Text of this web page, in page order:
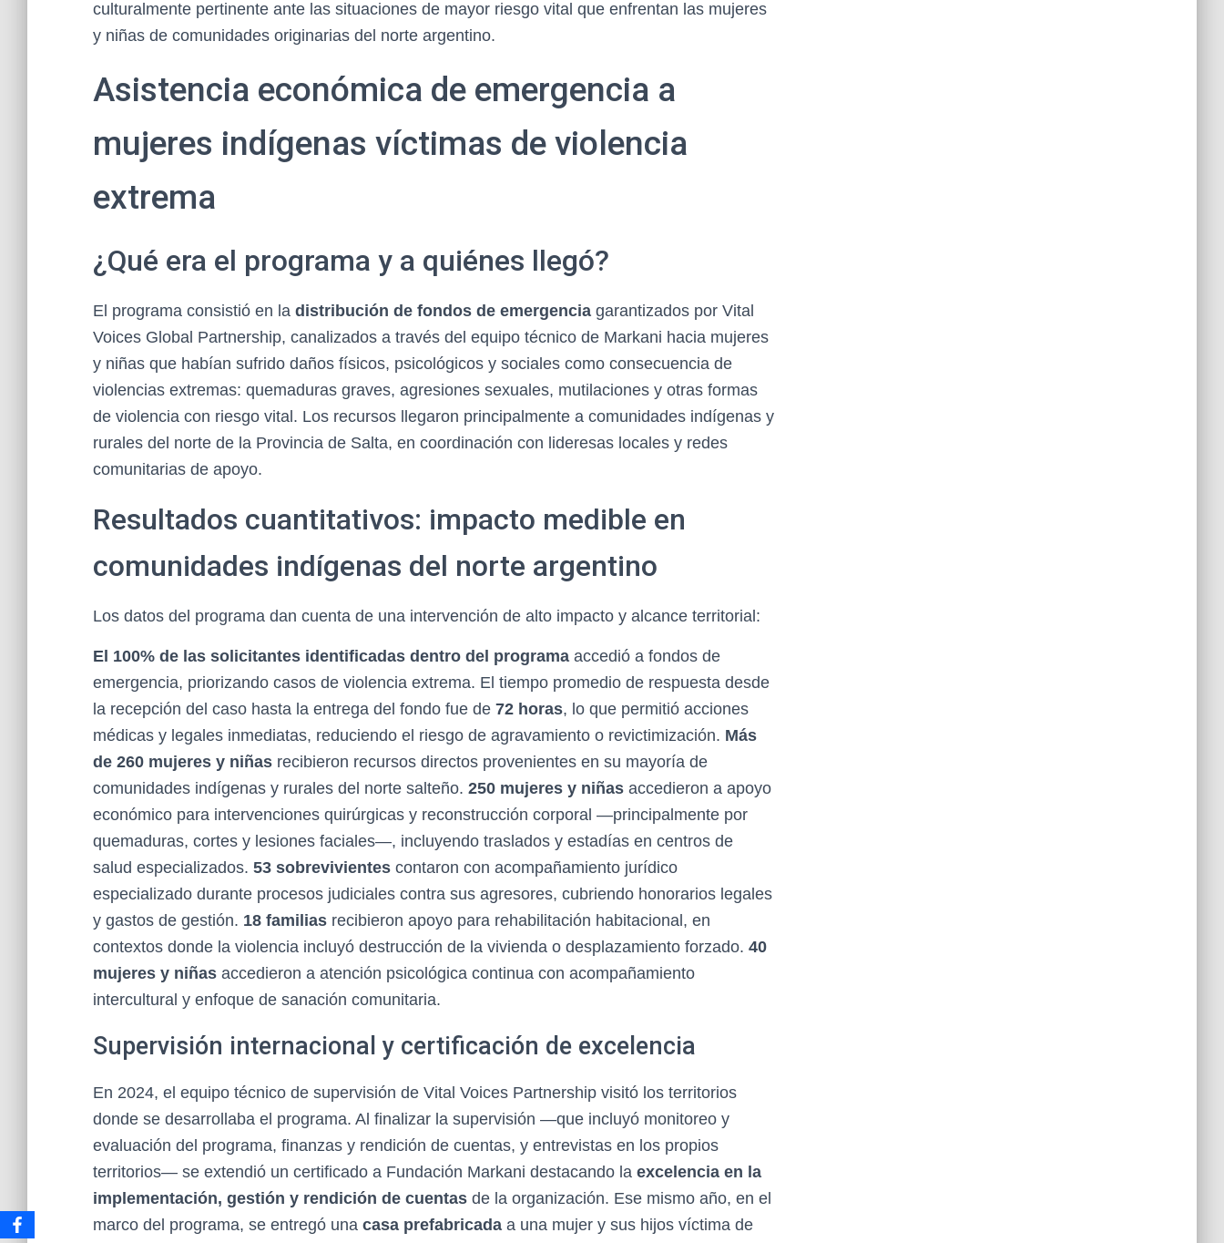
culturalmente pertinente ante las situaciones de mayor riesgo vital que enfrentan las mujeres
y niñas de comunidades originarias del norte argentino.
Asistencia económica de emergencia a
mujeres indígenas víctimas de violencia
extrema
¿Qué era el programa y a quiénes llegó?
El programa consistió en la distribución de fondos de emergencia garantizados por Vital
Voices Global Partnership, canalizados a través del equipo técnico de Markani hacia mujeres
y niñas que habían sufrido daños físicos, psicológicos y sociales como consecuencia de
violencias extremas: quemaduras graves, agresiones sexuales, mutilaciones y otras formas
de violencia con riesgo vital. Los recursos llegaron principalmente a comunidades indígenas y
rurales del norte de la Provincia de Salta, en coordinación con lideresas locales y redes
comunitarias de apoyo.
Resultados cuantitativos: impacto medible en
comunidades indígenas del norte argentino
Los datos del programa dan cuenta de una intervención de alto impacto y alcance territorial:
El 100% de las solicitantes identificadas dentro del programa accedió a fondos de
emergencia, priorizando casos de violencia extrema. El tiempo promedio de respuesta desde
la recepción del caso hasta la entrega del fondo fue de 72 horas, lo que permitió acciones
médicas y legales inmediatas, reduciendo el riesgo de agravamiento o revictimización. Más
de 260 mujeres y niñas recibieron recursos directos provenientes en su mayoría de
comunidades indígenas y rurales del norte salteño. 250 mujeres y niñas accedieron a apoyo
económico para intervenciones quirúrgicas y reconstrucción corporal —principalmente por
quemaduras, cortes y lesiones faciales—, incluyendo traslados y estadías en centros de
salud especializados. 53 sobrevivientes contaron con acompañamiento jurídico
especializado durante procesos judiciales contra sus agresores, cubriendo honorarios legales
y gastos de gestión. 18 familias recibieron apoyo para rehabilitación habitacional, en
contextos donde la violencia incluyó destrucción de la vivienda o desplazamiento forzado. 40
mujeres y niñas accedieron a atención psicológica continua con acompañamiento
intercultural y enfoque de sanación comunitaria.
Supervisión internacional y certificación de excelencia
En 2024, el equipo técnico de supervisión de Vital Voices Partnership visitó los territorios
donde se desarrollaba el programa. Al finalizar la supervisión —que incluyó monitoreo y
evaluación del programa, finanzas y rendición de cuentas, y entrevistas en los propios
territorios— se extendió un certificado a Fundación Markani destacando la excelencia en la
implementación, gestión y rendición de cuentas de la organización. Ese mismo año, en el
marco del programa, se entregó una casa prefabricada a una mujer y sus hijos víctima de